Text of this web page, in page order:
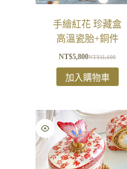
手繪紅花 珍藏盒
高溫瓷胎+銅件
NT$11,600
NT$5,800
加入購物車